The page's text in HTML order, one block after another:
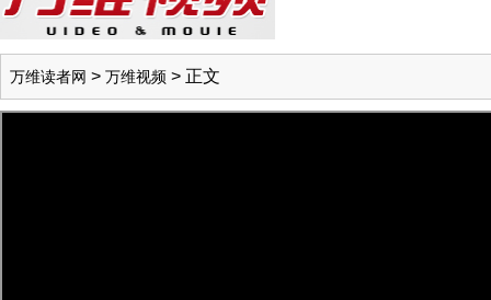
万维读者网 > 万维视频 > 正文